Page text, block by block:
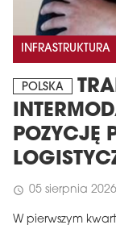
INFRASTRUKTURA
POLSKA
POZYCJĘ
schedule 05 sierpnia 2026
W pierwszym